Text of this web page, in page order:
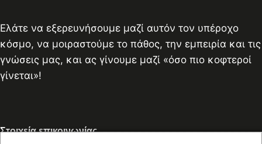
Ελάτε να εξερευνήσουμε μαζί αυτόν τον υπέροχο
κόσμο, να μοιραστούμε το πάθος, την εμπειρία και τις
γνώσεις μας, και ας γίνουμε μαζί «όσο πιο κοφτεροί
γίνεται»!
Στοιχεία επικοινωνίας